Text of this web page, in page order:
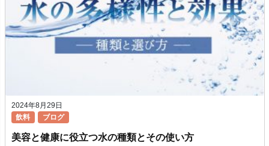
2024年8月29日
飲料
ブログ
美容と健康に役立つ水の種類とその使い方